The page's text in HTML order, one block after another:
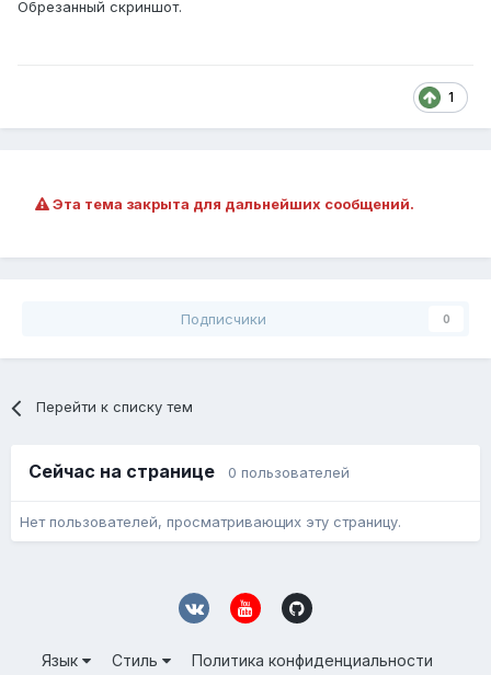
Обрезанный скриншот.
1
Эта тема закрыта для дальнейших сообщений.
Подписчики 0
Перейти к списку тем
Сейчас на странице 0 пользователей
Нет пользователей, просматривающих эту страницу.
Язык Стиль
Политика конфиденциальности